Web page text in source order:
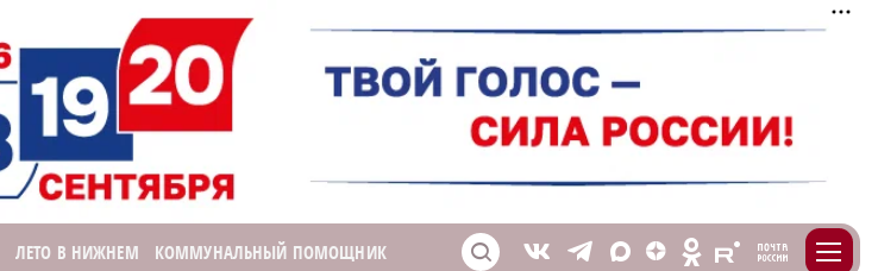
ЛЕТО В НИЖНЕМ КОММУНАЛЬНЫЙ ПОМОЩНИК S V T X Z O E m